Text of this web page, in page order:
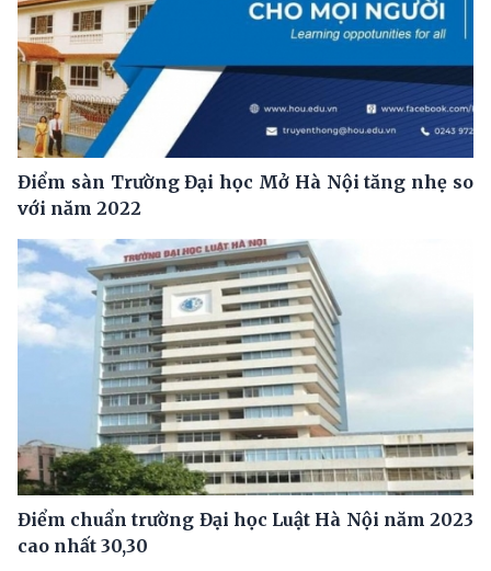
Điểm sàn Trường Đại học Mở Hà Nội tăng nhẹ so
với năm 2022
Điểm chuẩn trường Đại học Luật Hà Nội năm 2023
cao nhất 30,30